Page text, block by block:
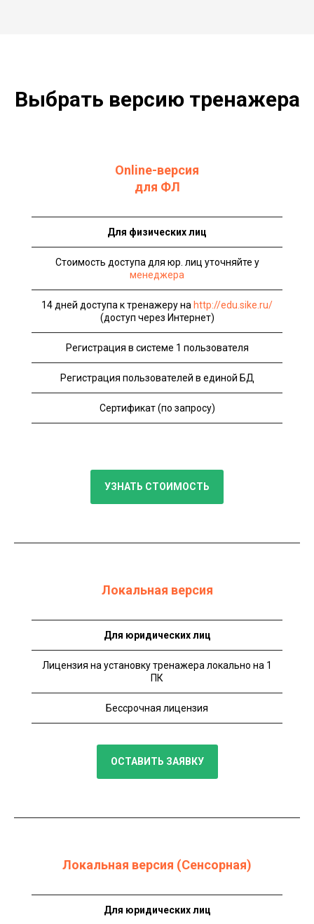
Выбрать версию тренажера
Online-версия
для ФЛ
Для физических лиц
Стоимость доступа для юр. лиц уточняйте у
менеджера
14 дней доступа к тренажеру на http://edu.sike.ru/
(доступ через Интернет)
Регистрация в системе 1 пользователя
Регистрация пользователей в единой БД
Сертификат (по запросу)
УЗНАТЬ СТОИМОСТЬ
Локальная версия
Для юридических лиц
Лицензия на установку тренажера локально на 1
ПК
Бессрочная лицензия
ОСТАВИТЬ ЗАЯВКУ
Локальная версия (Сенсорная)
Для юридических лиц